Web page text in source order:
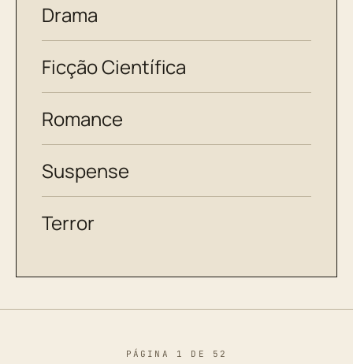
Drama
Ficção Científica
Romance
Suspense
Terror
PÁGINA 1 DE 52